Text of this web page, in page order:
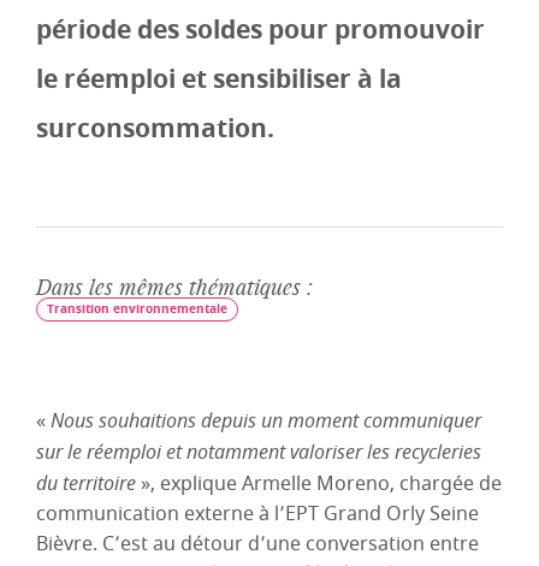
période des soldes pour promouvoir
le réemploi et sensibiliser à la
surconsommation.
Dans les mêmes thématiques :
Transition environnementale
«Nous souhaitions depuis un moment communiquer
sur le réemploi et notamment valoriser les recycleries
du territoire », explique Armelle Moreno, chargée de
communication externe à l’EPT Grand Orly Seine
Bièvre. C’est au détour d’une conversation entre